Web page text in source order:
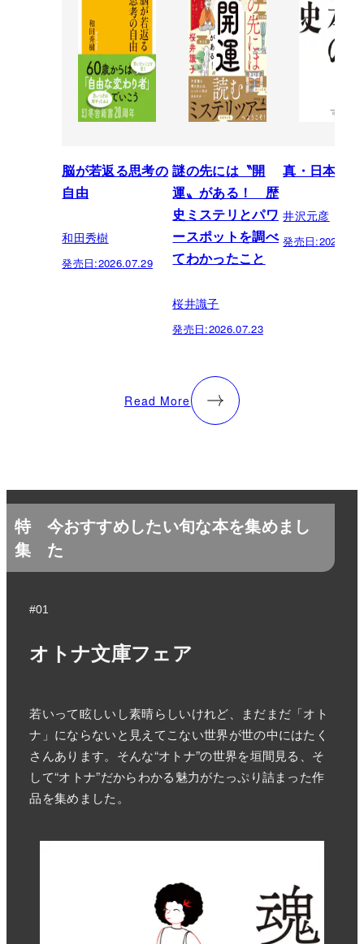
脳が若返る思考の
自由
和田秀樹
発売日:2026.07.29
謎の先には〝開
運〟がある！ 歴
史ミステリとパワ
ースポットを調べ
てわかったこと
桜井識子
発売日:2026.07.23
真・日本の
井沢元彦
発売日:
Read More
特
集
今おすすめしたい旬な本を集めまし
た
#01
オトナ文庫フェア
若いって眩しいし素晴らしいけれど、まだまだ「オト
ナ」にならないと見えてこない世界が世の中にはたく
さんあります。そんな“オトナ”の世界を垣間見る、そ
して“オトナ”だからわかる魅力がたっぷり詰まった作
品を集めました。